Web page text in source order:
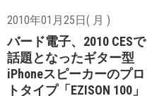
2010年01月25日( 月 )
バード電子、2010 CESで
話題となったギター型
iPhoneスピーカーのプロ
トタイプ「EZISON 100」